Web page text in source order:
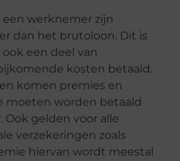
werknemer zijn
dan het brutoloon. Dit is
een deel van
kosten betaald.
komen premies en
moeten worden betaald
Ook gelden voor alle
verzekeringen zoals
hiervan wordt meestal